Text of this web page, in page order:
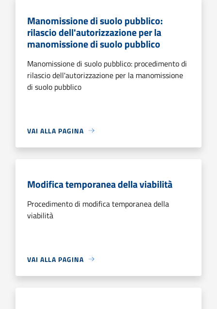
Manomissione di suolo pubblico:
rilascio dell'autorizzazione per la
manomissione di suolo pubblico
Manomissione di suolo pubblico: procedimento di
rilascio dell'autorizzazione per la manomissione
di suolo pubblico
VAI ALLA PAGINA
Modifica temporanea della viabilità
Procedimento di modifica temporanea della
viabilità
VAI ALLA PAGINA